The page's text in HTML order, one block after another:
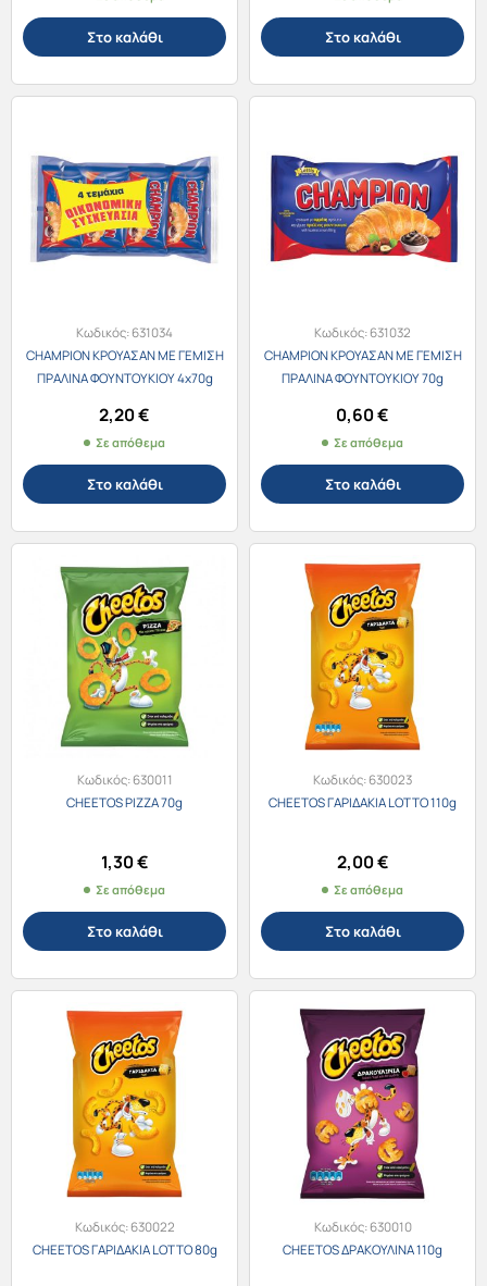
Στο καλάθι Στο καλάθι
Κωδικός:631034
CHAMPION ΚΡΟΥΑΣΑΝ ΜΕ ΓΕΜΙΣΗ
ΠΡΑΛΙΝΑ ΦΟΥΝΤΟΥΚΙΟΥ 4x70g
2,20€
Σε απόθεμα
Στο καλάθι
Κωδικός:631032
CHAMPION ΚΡΟΥΑΣΑΝ ΜΕ ΓΕΜΙΣΗ
ΠΡΑΛΙΝΑ ΦΟΥΝΤΟΥΚΙΟΥ 70g
0,60€
Σε απόθεμα
Στο καλάθι
Κωδικός:630011
CHEETOS PIZZA 70g
1,30€
Σε απόθεμα
Στο καλάθι
Κωδικός:630023
CHEETOS ΓΑΡΙΔΑΚΙΑ LOTTO 110g
2,00€
Σε απόθεμα
Στο καλάθι
Κωδικός:630022
CHEETOS ΓΑΡΙΔΑΚΙΑ LOTTO 80g
Κωδικός:630010
CHEETOS ΔΡΑΚΟΥΛΙΝΑ 110g